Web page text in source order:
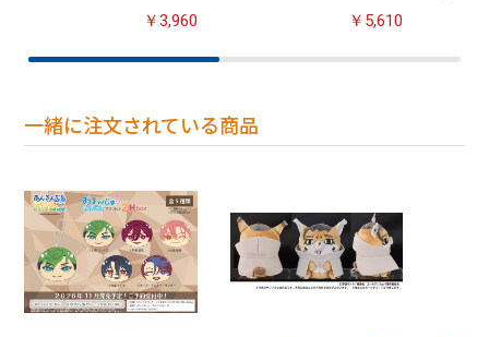
￥3,960 ￥5,610
一緒に注文されている商品